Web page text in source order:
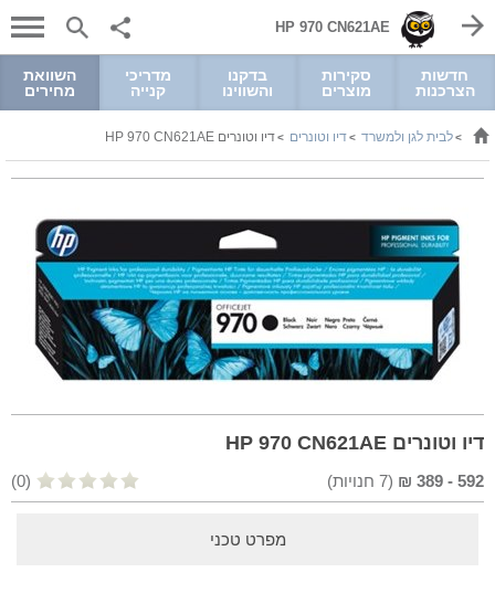
HP 970 CN621AE
חדשות
הצרכנות
סקירות
מוצרים
בדקנו
והשווינו
מדריכי
קנייה
השוואת
מחירים
>לבית לגן ולמשרד >דיו וטונרים >דיו וטונרים HP 970 CN621AE
דיו וטונרים HP 970 CN621AE
592
-
389
₪
(
7 חנויות) (0)
מפרט טכני